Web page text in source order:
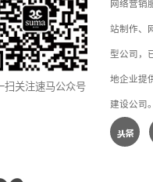
扫关注速马公众号
网络营销
站制作、
型公司，
地企业提
建设公司。